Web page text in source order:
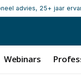
advies, 25+ jaar
Webinars